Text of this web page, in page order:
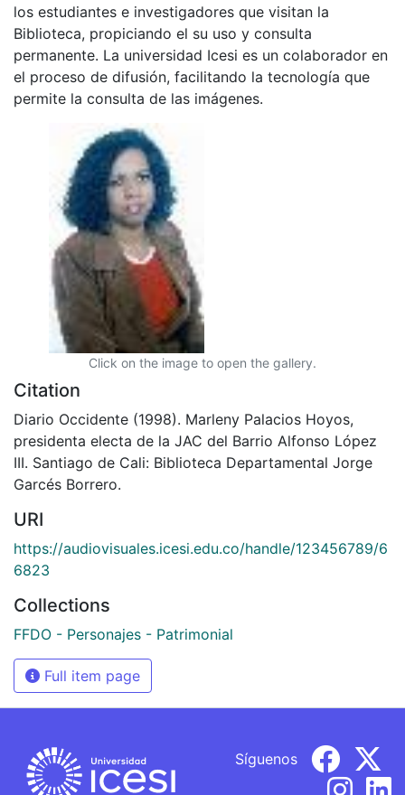
los estudiantes e investigadores que visitan la
Biblioteca, propiciando el su uso y consulta
permanente. La universidad Icesi es un colaborador en
el proceso de difusión, facilitando la tecnología que
permite la consulta de las imágenes.
Click on the image to open the gallery.
Citation
Diario Occidente (1998). Marleny Palacios Hoyos,
presidenta electa de la JAC del Barrio Alfonso López
III. Santiago de Cali: Biblioteca Departamental Jorge
Garcés Borrero.
URI
https://audiovisuales.icesi.edu.co/handle/123456789/6
6823
Collections
FFDO - Personajes - Patrimonial
Full item page
Síguenos